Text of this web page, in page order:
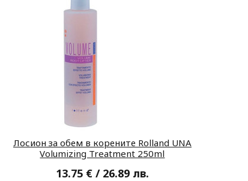
Лосион за обем в корените Rolland UNA
Volumizing Treatment 250ml
13.75 € / 26.89 лв.